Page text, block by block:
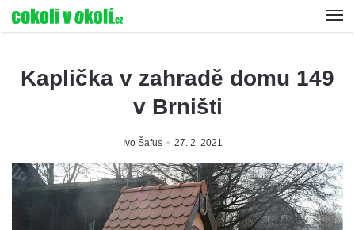
Kaplička v zahradě domu 149
v Brništi
Ivo Šafus 27. 2. 2021